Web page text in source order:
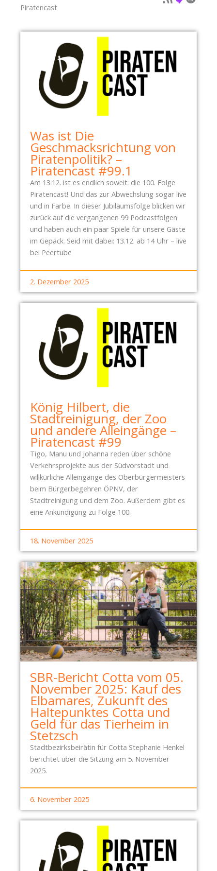
Piratencast
Was ist Die
Geschmacksrichtung von
Piratenpolitik? –
Piratencast #99.1
Am 13.12. ist es endlich soweit: die 100. Folge
Piratencast! Und das zur Abwechslung sogar live
und in Farbe. In dieser Jubiläumsfolge blicken wir
zurück auf die vergangenen 99 Podcastfolgen
und haben auch ein paar Spiele für unsere Gäste
im Gepäck. Seid mit dabei: 13.12. ab 14 Uhr – live
bei Peertube
2. Dezember 2025
König Hilbert, die
Stadtreinigung, der Zoo
und andere Alleingänge –
Piratencast #99
Tigo, Manu und Johanna reden über schöne
Verkehrsprojekte aus der Südvorstadt und
willkürliche Alleingänge des Oberbürgermeisters
beim Bürgerbegehren ÖPNV, der
Stadtreinigung und dem Zoo. Außerdem gibt es
eine Ankündigung zu Folge 100.
18. November 2025
SBR-Bericht Cotta vom 05.
November 2025: Kauf des
Elbamares, Zukunft des
Haltepunktes Cotta und
Geld für das Tierheim in
Stetzsch
Stadtbezirksbeirätin für Cotta Stephanie Henkel
berichtet über die Sitzung am 5. November
2025.
6. November 2025